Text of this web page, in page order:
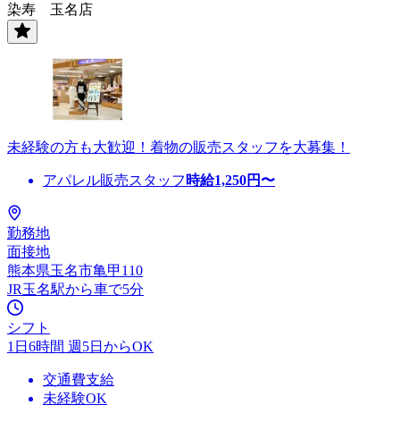
染寿 玉名店
未経験の方も大歓迎！着物の販売スタッフを大募集！
アパレル販売スタッフ 時給1,250円〜
勤務地
面接地
熊本県玉名市亀甲110
JR玉名駅から車で5分
シフト
1日6時間 週5日からOK
交通費支給
未経験OK